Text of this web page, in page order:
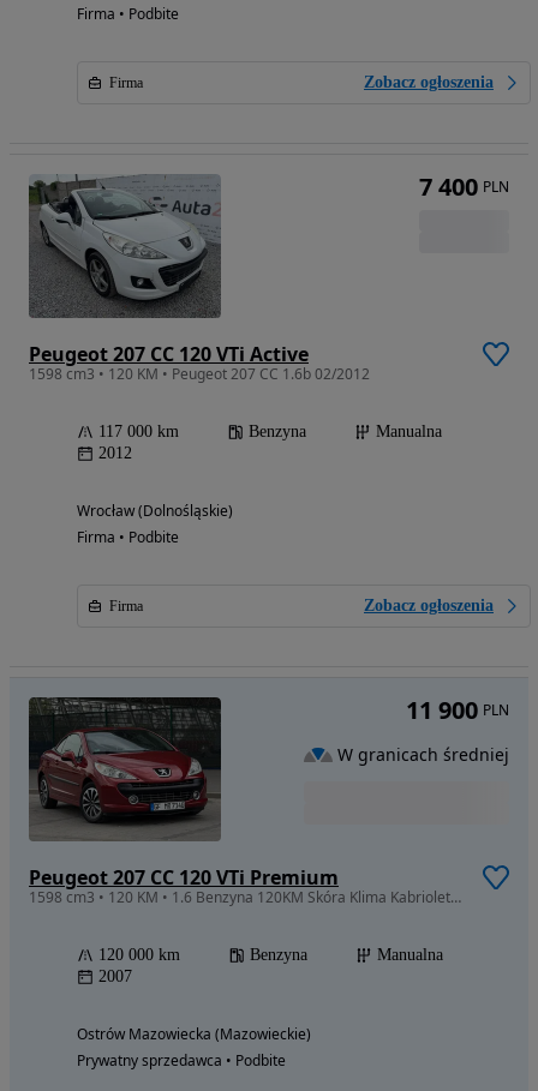
Firma • Podbite
Firma Zobacz ogłoszenia
Peugeot 207 CC 120 VTi Active
1598 cm3 • 120 KM • Peugeot 207 CC 1.6b 02/2012
117 000 km Benzyna
Manualna
2012
Wrocław (Dolnośląskie)
Firma • Podbite
Firma Zobacz ogłoszenia
7 400 PLN
Peugeot 207 CC 120 VTi Premium
1598 cm3 • 120 KM • 1.6 Benzyna 120KM Skóra Klima Kabriolet Serwisowany Bezwypadkowy
120 000 km Benzyna
Manualna
2007
Ostrów Mazowiecka (Mazowieckie)
Prywatny sprzedawca • Podbite
11 900 PLN
W granicach średniej